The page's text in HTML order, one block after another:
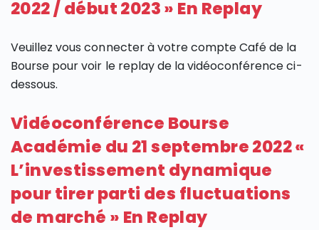
2022 / début 2023 » En Replay
Veuillez vous connecter à votre compte Café de la
Bourse pour voir le replay de la vidéoconférence ci-
dessous.
Vidéoconférence Bourse
Académie du 21 septembre 2022 «
L’investissement dynamique
pour tirer parti des fluctuations
de marché » En Replay